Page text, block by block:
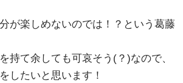
が楽しめないのでは！？という葛藤
持て余しても可哀そう(？)なので、
したいと思います！